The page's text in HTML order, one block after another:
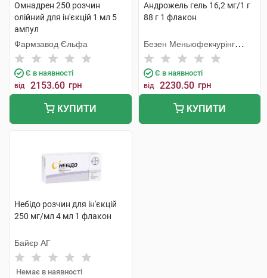
Омнадрен 250 розчин
олійний для ін'єкцій 1 мл 5
ампул
Фармзавод Єльфа
Є в наявності
від 2153.60 грн
КУПИТИ
Андрожель гель 16,2 мг/1 г
88 г 1 флакон
Безен Меньюфекчурінг
Белджіум
Є в наявності
від 2230.50 грн
КУПИТИ
Небідо розчин для ін'єкцій
250 мг/мл 4 мл 1 флакон
Байєр АГ
Немає в наявності